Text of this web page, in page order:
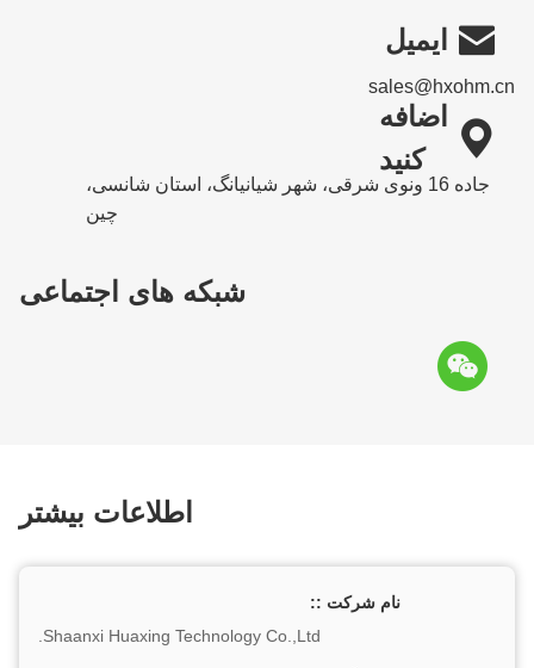
 ایمیل
sales@hxohm.cn

اضافه
کنید
جاده 16 ونوی شرقی، شهر شیانیانگ، استان شانسی،
چین
شبکه های اجتماعی
اطلاعات بیشتر
نام شرکت ::
Shaanxi Huaxing Technology Co.,Ltd.